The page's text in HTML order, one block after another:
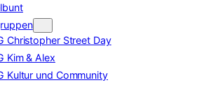
Christopher Street Day
Kim & Alex
Kultur und Community